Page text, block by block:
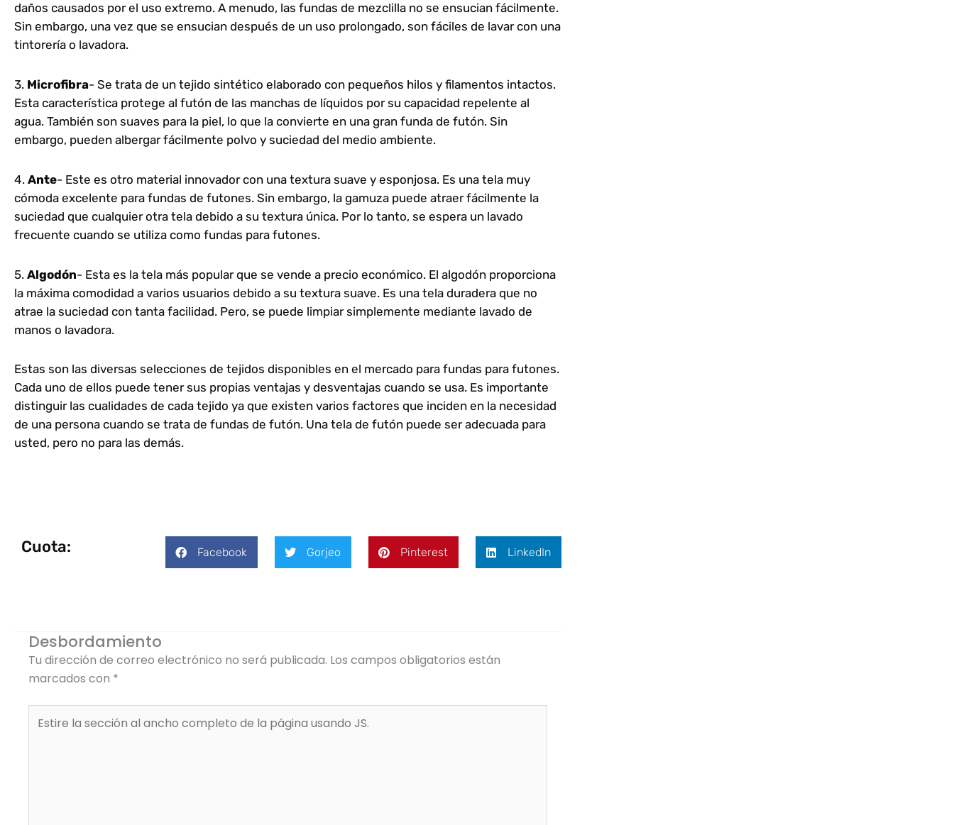
daños causados por el uso extremo. A menudo, las fundas de mezclilla no se ensucian fácilmente.
Sin embargo, una vez que se ensucian después de un uso prolongado, son fáciles de lavar con una
tintorería o lavadora.
3. Microfibra- Se trata de un tejido sintético elaborado con pequeños hilos y filamentos intactos.
Esta característica protege al futón de las manchas de líquidos por su capacidad repelente al
agua. También son suaves para la piel, lo que la convierte en una gran funda de futón. Sin
embargo, pueden albergar fácilmente polvo y suciedad del medio ambiente.
4. Ante- Este es otro material innovador con una textura suave y esponjosa. Es una tela muy
cómoda excelente para fundas de futones. Sin embargo, la gamuza puede atraer fácilmente la
suciedad que cualquier otra tela debido a su textura única. Por lo tanto, se espera un lavado
frecuente cuando se utiliza como fundas para futones.
5. Algodón- Esta es la tela más popular que se vende a precio económico. El algodón proporciona
la máxima comodidad a varios usuarios debido a su textura suave. Es una tela duradera que no
atrae la suciedad con tanta facilidad. Pero, se puede limpiar simplemente mediante lavado de
manos o lavadora.
Estas son las diversas selecciones de tejidos disponibles en el mercado para fundas para futones.
Cada uno de ellos puede tener sus propias ventajas y desventajas cuando se usa. Es importante
distinguir las cualidades de cada tejido ya que existen varios factores que inciden en la necesidad
de una persona cuando se trata de fundas de futón. Una tela de futón puede ser adecuada para
usted, pero no para las demás.
Cuota: Facebook Gorjeo Pinterest LinkedIn
Desbordamiento
Tu dirección de correo electrónico no será publicada. Los campos obligatorios están
marcados con *